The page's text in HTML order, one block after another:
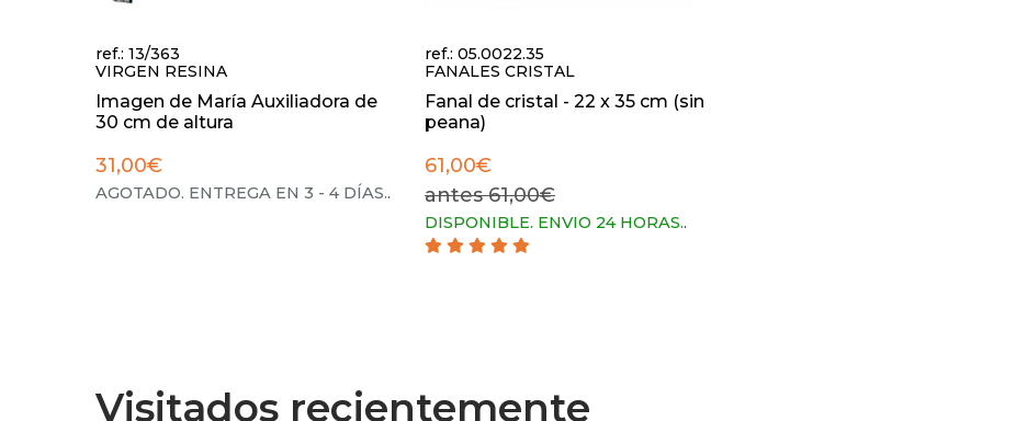
ref.: 13/363
VIRGEN RESINA
Imagen de María Auxiliadora de
30 cm de altura
31,00€
AGOTADO. ENTREGA EN 3 - 4 DÍAS..
ref.: 05.0022.35
FANALES CRISTAL
Fanal de cristal - 22 x 35 cm (sin
peana)
61,00€
antes 61,00€
DISPONIBLE. ENVIO 24 HORAS..
Visitados recientemente